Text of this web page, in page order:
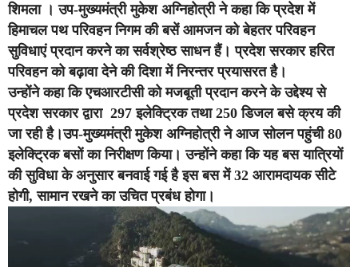
शिमला। उप-मुख्यमंत्री मुकेश अग्निहोत्री ने कहा कि प्रदेश में
हिमाचल पथ परिवहन निगम की बसें आमजन को बेहतर परिवहन
सुविधाएं प्रदान करने का सर्वश्रेष्ठ साधन हैं। प्रदेश सरकार हरित
परिवहन को बढ़ावा देने की दिशा में निरन्तर प्रयासरत है।
उन्होंने कहा कि एचआरटीसी को मजबूती प्रदान करने के उद्देश्य से
प्रदेश सरकार द्वारा 297 इलेक्ट्रिक तथा 250 डिजल बसे क्रय की
जा रही है।उप-मुख्यमंत्री मुकेश अग्निहोत्री ने आज सोलन पहुंची 80
इलेक्ट्रिक बसों का निरीक्षण किया। उन्होंने कहा कि यह बस यात्रियों
की सुविधा के अनुसार बनवाई गई है इस बस में 32 आरामदायक सीटे
होगी, सामान रखने का उचित प्रबंध होगा।